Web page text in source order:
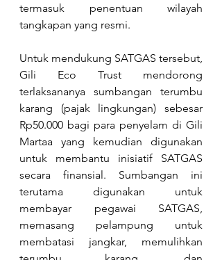
termasuk penentuan wilayah
tangkapan yang resmi.
Untuk mendukung SATGAS tersebut,
Gili Eco Trust mendorong
terlaksananya sumbangan terumbu
karang (pajak lingkungan) sebesar
Rp50.000 bagi para penyelam di Gili
Martaa yang kemudian digunakan
untuk membantu inisiatif SATGAS
secara finansial. Sumbangan ini
terutama digunakan untuk
membayar pegawai SATGAS,
memasang pelampung untuk
membatasi jangkar, memulihkan